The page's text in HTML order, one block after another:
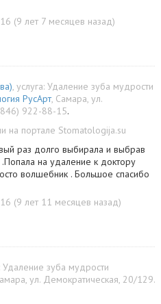
(9 лет 7 месяцев назад)
, услуга: Удаление зуба мудрости
РусАрт, Самара, ул.
922-88-15.
на портале Stomatologija.su
раз долго выбирала и выбрав
на удаление к доктору
волшебник . Большое спасибо
(9 лет 11 месяцев назад)
Удаление зуба мудрости
, ул. Демократическая, 20/129.